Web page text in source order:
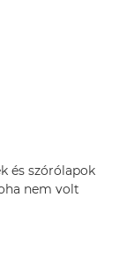
és szórólapok
nem volt